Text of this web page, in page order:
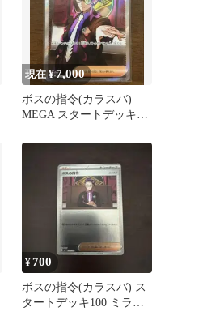
現在 ¥7,000
ボスの指令(カラスバ)
MEGA スタートデッキ
7…
¥700
ボスの指令(カラスバ) ス
タートデッキ100 ミラ